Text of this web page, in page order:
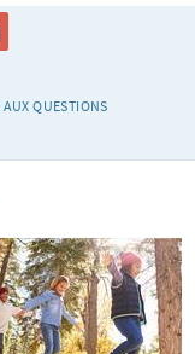
AUX QUESTIONS